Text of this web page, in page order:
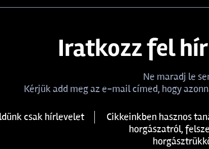
Iratkozz fel
Ne maradj le
Kérjük add meg az e-mail címed, hogy
csak hírlevelet
Cikkeinkben hasznos
horgászatról,